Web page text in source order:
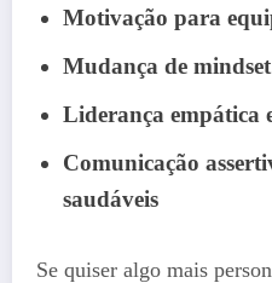
Motivação para
Mudança de
Liderança empática
Comunicação
saudáveis
Se quiser algo mais